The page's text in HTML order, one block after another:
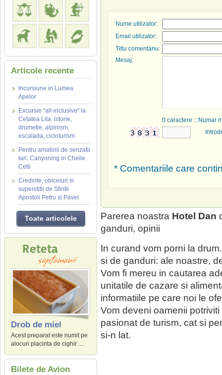
Articole recente
Incursiune in Lumea
Apelor
Excursie "all-inclusive" la
Cetatea Lita: istorie,
drumetie, alpinism,
escalada, cicloturism
Pentru amatorii de senzatii
tari: Canyoning in Cheile
Cetii
Credinte, obiceiuri si
superstitii de Sfintii
Apostoli Petru si Pavel
Toate articolele
Drob de miel
Acest preparat este numit pe
alocuri placinta de cighir. ...
Bilete de Avion
Nume utilizator:
Email utilizator:
Titlu comentariu:
Mesaj:
0 caractere :: Numar
* Comentariile care
Parerea noastra Hotel Dan
ganduri, opinii
In curand vom porni la
si de ganduri: ale noastre,
Vom fi mereu in cautarea
unitatile de cazare si
informatiile pe care noi le
Vom deveni oamenii
pasionat de turism, cat si
si-n lat.